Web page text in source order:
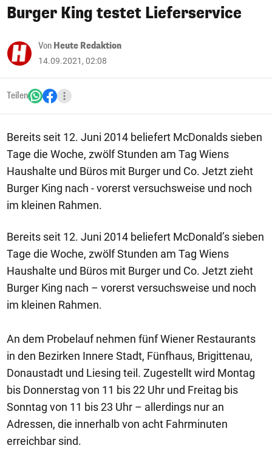
Burger King testet Lieferservice
Von Heute Redaktion
14.09.2021, 02:08
Teilen
Bereits seit 12. Juni 2014 beliefert McDonalds sieben
Tage die Woche, zwölf Stunden am Tag Wiens
Haushalte und Büros mit Burger und Co. Jetzt zieht
Burger King nach - vorerst versuchsweise und noch
im kleinen Rahmen.
Bereits seit 12. Juni 2014 beliefert McDonald’s sieben
Tage die Woche, zwölf Stunden am Tag Wiens
Haushalte und Büros mit Burger und Co. Jetzt zieht
Burger King nach – vorerst versuchsweise und noch
im kleinen Rahmen.
An dem Probelauf nehmen fünf Wiener Restaurants
in den Bezirken Innere Stadt, Fünfhaus, Brigittenau,
Donaustadt und Liesing teil. Zugestellt wird Montag
bis Donnerstag von 11 bis 22 Uhr und Freitag bis
Sonntag von 11 bis 23 Uhr – allerdings nur an
Adressen, die innerhalb von acht Fahrminuten
erreichbar sind.